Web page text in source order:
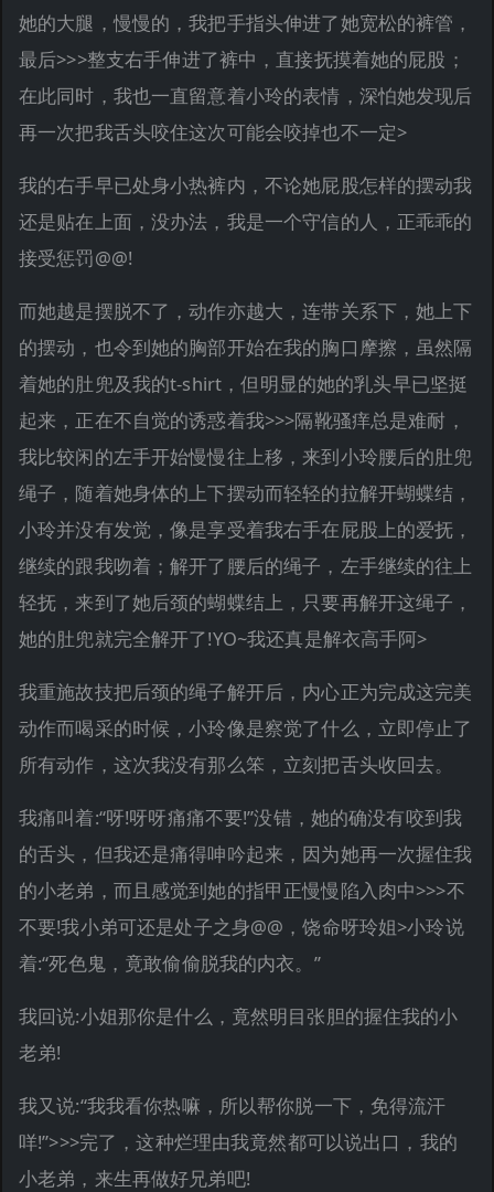
她的大腿，慢慢的，我把手指头伸进了她宽松的裤管，
最后>>>整支右手伸进了裤中，直接抚摸着她的屁股；
在此同时，我也一直留意着小玲的表情，深怕她发现后
再一次把我舌头咬住这次可能会咬掉也不一定>
我的右手早已处身小热裤内，不论她屁股怎样的摆动我
还是贴在上面，没办法，我是一个守信的人，正乖乖的
接受惩罚@@!
而她越是摆脱不了，动作亦越大，连带关系下，她上下
的摆动，也令到她的胸部开始在我的胸口摩擦，虽然隔
着她的肚兜及我的t-shirt，但明显的她的乳头早已坚挺
起来，正在不自觉的诱惑着我>>>隔靴骚痒总是难耐，
我比较闲的左手开始慢慢往上移，来到小玲腰后的肚兜
绳子，随着她身体的上下摆动而轻轻的拉解开蝴蝶结，
小玲并没有发觉，像是享受着我右手在屁股上的爱抚，
继续的跟我吻着；解开了腰后的绳子，左手继续的往上
轻抚，来到了她后颈的蝴蝶结上，只要再解开这绳子，
她的肚兜就完全解开了!YO~我还真是解衣高手阿>
我重施故技把后颈的绳子解开后，内心正为完成这完美
动作而喝采的时候，小玲像是察觉了什么，立即停止了
所有动作，这次我没有那么笨，立刻把舌头收回去。
我痛叫着:“呀!呀呀痛痛不要!”没错，她的确没有咬到我
的舌头，但我还是痛得呻吟起来，因为她再一次握住我
的小老弟，而且感觉到她的指甲正慢慢陷入肉中>>>不
不要!我小弟可还是处子之身@@，饶命呀玲姐>小玲说
着:“死色鬼，竟敢偷偷脱我的内衣。”
我回说:小姐那你是什么，竟然明目张胆的握住我的小
老弟!
我又说:“我我看你热嘛，所以帮你脱一下，免得流汗
咩!”>>>完了，这种烂理由我竟然都可以说出口，我的
小老弟，来生再做好兄弟吧!